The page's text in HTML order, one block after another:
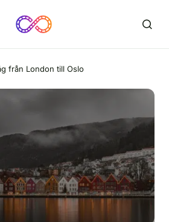
från London till Oslo